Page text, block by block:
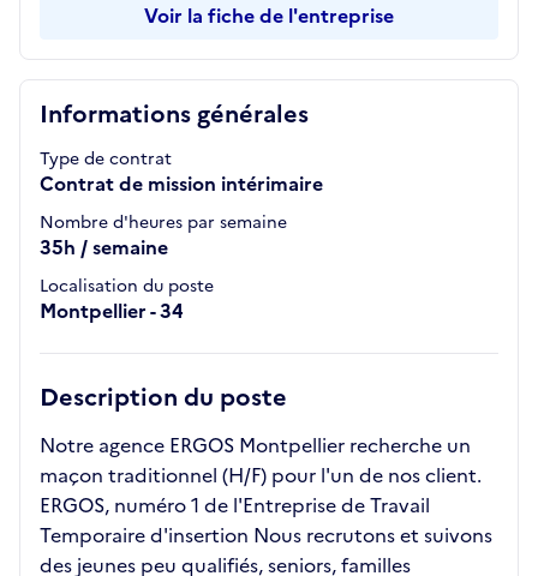
Informations générales
Type de contrat
Contrat de mission intérimaire
Nombre d'heures par semaine
35h / semaine
Localisation du poste
Montpellier - 34
Description du poste
Notre agence ERGOS Montpellier recherche un
maçon traditionnel (H/F) pour l'un de nos client.
ERGOS, numéro 1 de l'Entreprise de Travail
Temporaire d'insertion Nous recrutons et suivons
des jeunes peu qualifiés, seniors, familles
Voir la fiche de l'entreprise